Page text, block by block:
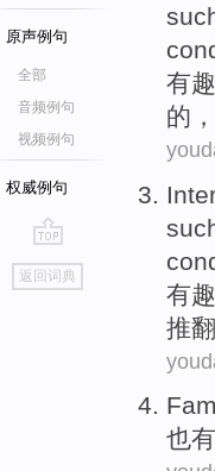
原声例句
全部
音频例句
视频例句
权威例句
go
top
返回词典
有趣
的，
有
推
也